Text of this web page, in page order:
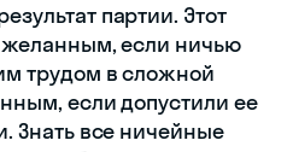
партии. Этот
желанным, если ничью
трудом в сложной
если допустили ее
Знать все ничейные